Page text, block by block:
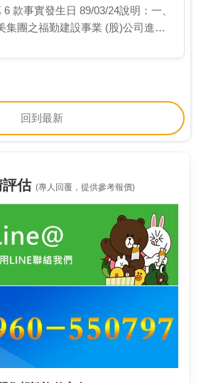
款事實發生日 89/03/24說明：一、
集團之福勤建設事業 (股)公司進行
及豐祺…
回到最新
評估 (專人回覆，提供參考報價)